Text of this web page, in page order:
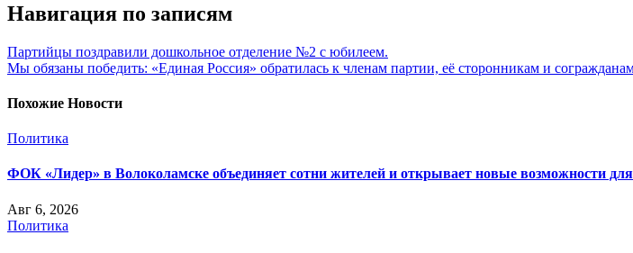
Навигация по записям
Партийцы поздравили дошкольное отделение №2 с юбилеем.
Мы обязаны победить: «Единая Россия» обратилась к членам партии, её сторонникам и
Похожие Новости
Политика
ФОК «Лидер» в Волоколамске объединяет сотни жителей и открывает новые возможности
Авг 6, 2026
Политика